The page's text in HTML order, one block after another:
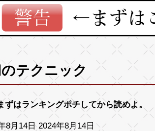
テクニック
ずはランキングポチしてから読めよ。
8月14日 2024年8月14日